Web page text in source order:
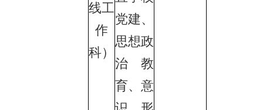
线工
作
科）
党建、
思想政
治教
育、意